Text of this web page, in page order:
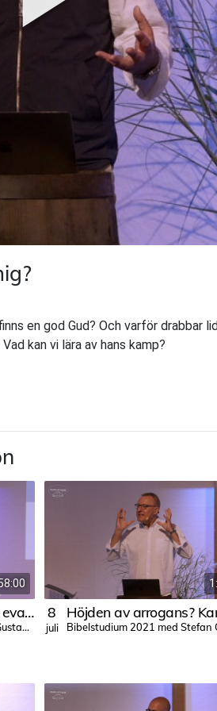
en god Gud? Och varför drabbar
kan vi lära av hans kamp?
Vad var det ursprungliga evangeliet
Bibelstudium 2021 med Stefan Gustavsson
8
juli